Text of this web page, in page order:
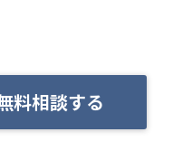
料相談する